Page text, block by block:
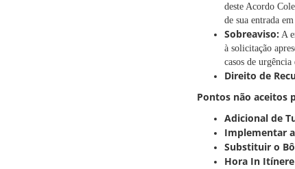
deste Acordo
de sua entrada
Sobreaviso: A
à solicitação
casos de
Direito de
Pontos não aceitos
Adicional de
Implementar
Substituir o
Hora In Itínere